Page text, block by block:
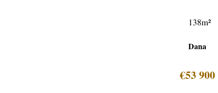
138m²
Dana
€53 900